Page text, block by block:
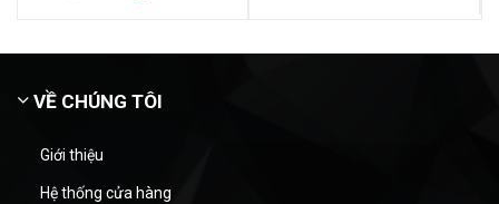
VỀ CHÚNG TÔI
Giới thiệu
Hệ thống cửa hàng